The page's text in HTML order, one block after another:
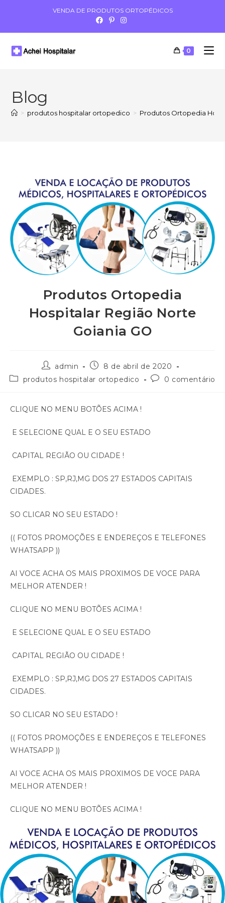
VENDA DE PRODUTOS ORTOPÉDICOS
0
Blog
> produtos hospitalar ortopedico > Produtos Ortopedia
Produtos Ortopedia
Hospitalar Região Norte
Goiania GO
admin
8 de abril de 2020
produtos hospitalar ortopedico
0 comentário
CLIQUE NO MENU BOTÕES ACIMA !
E SELECIONE QUAL E O SEU ESTADO
CAPITAL REGIÃO OU CIDADE !
EXEMPLO : SP,RJ,MG DOS 27 ESTADOS CAPITAIS
CIDADES.
SO CLICAR NO SEU ESTADO !
(( FOTOS PROMOÇÕES E ENDEREÇOS E TELEFONES
WHATSAPP ))
AI VOCE ACHA OS MAIS PROXIMOS DE VOCE PARA
MELHOR ATENDER !
CLIQUE NO MENU BOTÕES ACIMA !
E SELECIONE QUAL E O SEU ESTADO
CAPITAL REGIÃO OU CIDADE !
EXEMPLO : SP,RJ,MG DOS 27 ESTADOS CAPITAIS
CIDADES.
SO CLICAR NO SEU ESTADO !
(( FOTOS PROMOÇÕES E ENDEREÇOS E TELEFONES
WHATSAPP ))
AI VOCE ACHA OS MAIS PROXIMOS DE VOCE PARA
MELHOR ATENDER !
CLIQUE NO MENU BOTÕES ACIMA !